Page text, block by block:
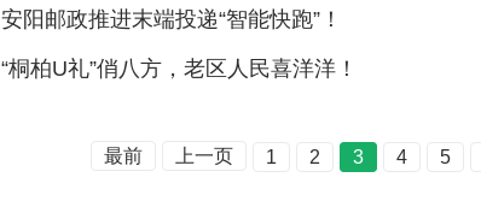
安阳邮政推进末端投递“智能快跑”！
“桐柏U礼”俏八方，老区人民喜洋洋！
最前 上一页 1 2 3 4 5